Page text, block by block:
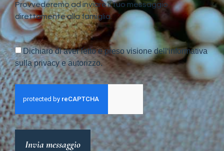
Provvederemo ad inviare il tuo messaggio
direttamente alla famiglia.
Dichiaro di aver letto e preso visione dell'informativa
sulla privacy e autorizzo.
Invia messaggio